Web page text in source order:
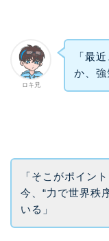
ロキ兄
「最
か、強
「そこがポイン
今、“力で世界秩
いる」